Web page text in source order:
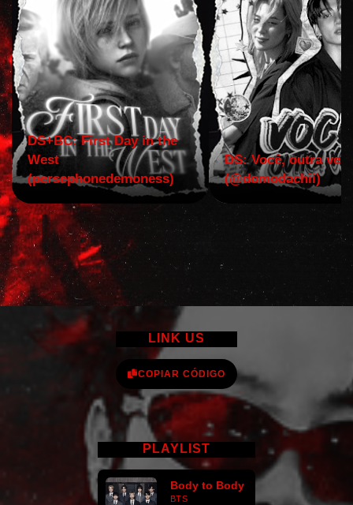
DS+BC: First Day in the
West
(persephonedemoness)
DS: Você, outra vez!
(@domodachii)
LINK US
COPIAR CÓDIGO
PLAYLIST
Body to Body
BTS